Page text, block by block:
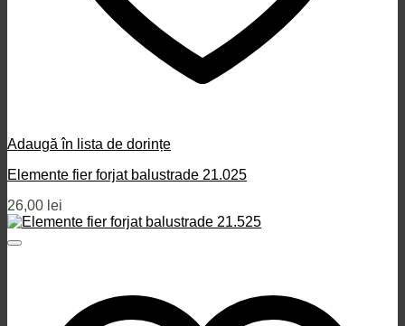
Adaugă în lista de dorințe
Elemente fier forjat balustrade 21.025
26,00 lei